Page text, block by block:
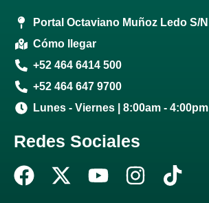
Portal Octaviano Muñoz Ledo S/N
Cómo llegar
+52 464 6414 500
+52 464 647 9700
Lunes - Viernes | 8:00am - 4:00pm
Redes Sociales
F
X
Y
I
T